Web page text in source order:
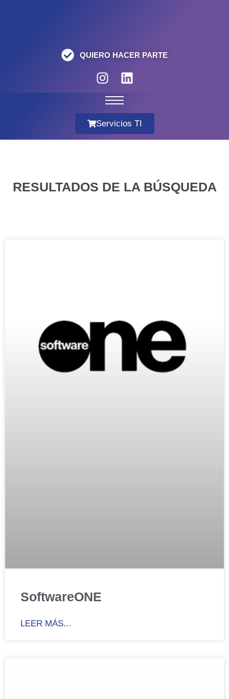
QUIERO HACER PARTE
Servicios TI
RESULTADOS DE LA BÚSQUEDA
SoftwareONE
LEER MÁS...